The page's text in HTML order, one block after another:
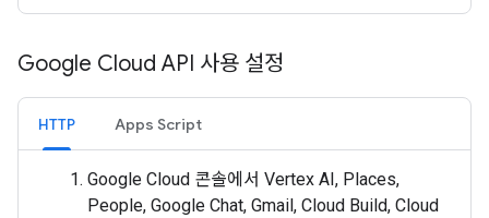
Google Cloud API 사용 설정
HTTP Apps Script
Google Cloud 콘솔에서 Vertex AI, Places,
People, Google Chat, Gmail, Cloud Build, Cloud